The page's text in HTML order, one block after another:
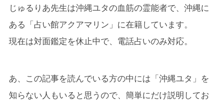
じゅるりあ先生は沖縄ユタの血筋の霊能者で、沖縄に
ある「占い館アクアマリン」に在籍しています。
現在は対面鑑定を休止中で、電話占いのみ対応。
あ、この記事を読んでいる方の中には「沖縄ユタ」を
知らない人もいると思うので、簡単にだけ説明してお